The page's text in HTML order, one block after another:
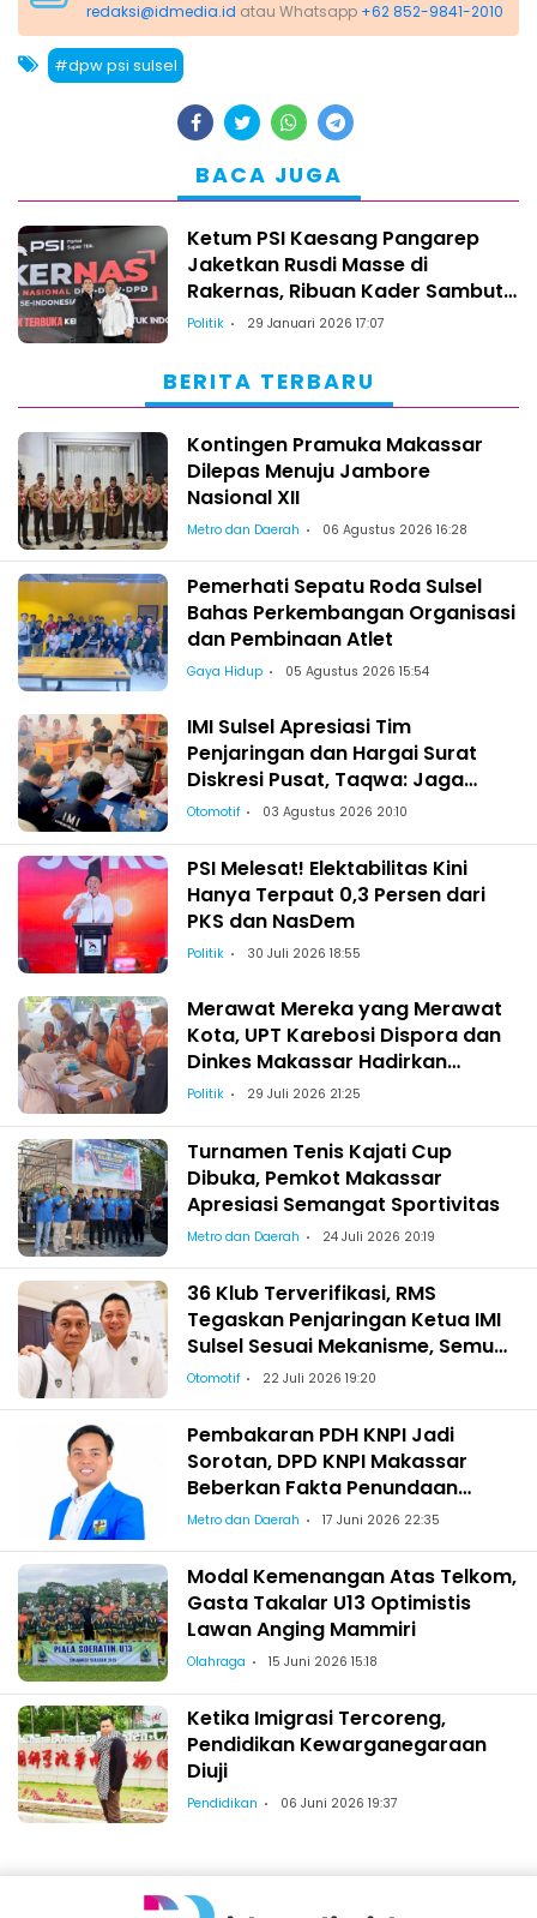
redaksi@idmedia.id atau Whatsapp +62 852-9841-2010
#dpw psi sulsel
BACA JUGA
Ketum PSI Kaesang Pangarep
Jaketkan Rusdi Masse di
Rakernas, Ribuan Kader Sambut
Antusias
Politik 29 Januari 2026 17:07
BERITA TERBARU
Kontingen Pramuka Makassar
Dilepas Menuju Jambore
Nasional XII
Metro dan Daerah 06 Agustus 2026 16:28
Pemerhati Sepatu Roda Sulsel
Bahas Perkembangan Organisasi
dan Pembinaan Atlet
Gaya Hidup 05 Agustus 2026 15:54
IMI Sulsel Apresiasi Tim
Penjaringan dan Hargai Surat
Diskresi Pusat, Taqwa: Jaga
Kekeluargaan-Kebersamaan
Otomotif 03 Agustus 2026 20:10
PSI Melesat! Elektabilitas Kini
Hanya Terpaut 0,3 Persen dari
PKS dan NasDem
Politik 30 Juli 2026 18:55
Merawat Mereka yang Merawat
Kota, UPT Karebosi Dispora dan
Dinkes Makassar Hadirkan
Pemeriksaan Kesehatan bagi
Politik 29 Juli 2026 21:25
Turnamen Tenis Kajati Cup
Dibuka, Pemkot Makassar
Apresiasi Semangat Sportivitas
Metro dan Daerah 24 Juli 2026 20:19
36 Klub Terverifikasi, RMS
Tegaskan Penjaringan Ketua IMI
Sulsel Sesuai Mekanisme, Semua
Berhak Maju!
Otomotif 22 Juli 2026 19:20
Pembakaran PDH KNPI Jadi
Sorotan, DPD KNPI Makassar
Beberkan Fakta Penundaan
Pelantikan Wajo
Metro dan Daerah 17 Juni 2026 22:35
Modal Kemenangan Atas Telkom,
Gasta Takalar U13 Optimistis
Lawan Anging Mammiri
Olahraga 15 Juni 2026 15:18
Ketika Imigrasi Tercoreng,
Pendidikan Kewarganegaraan
Diuji
Pendidikan 06 Juni 2026 19:37